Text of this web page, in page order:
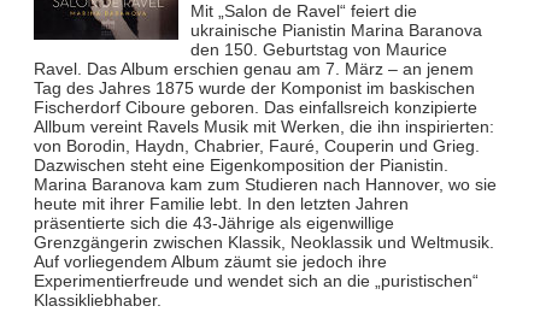
Mit „Salon de Ravel“ feiert die
ukrainische Pianistin Marina Baranova
den 150. Geburtstag von Maurice
Ravel. Das Album erschien genau am 7. März – an jenem
Tag des Jahres 1875 wurde der Komponist im baskischen
Fischerdorf Ciboure geboren. Das einfallsreich konzipierte
Allbum vereint Ravels Musik mit Werken, die ihn inspirierten:
von Borodin, Haydn, Chabrier, Fauré, Couperin und Grieg.
Dazwischen steht eine Eigenkomposition der Pianistin.
Marina Baranova kam zum Studieren nach Hannover, wo sie
heute mit ihrer Familie lebt. In den letzten Jahren
präsentierte sich die 43-Jährige als eigenwillige
Grenzgängerin zwischen Klassik, Neoklassik und Weltmusik.
Auf vorliegendem Album zäumt sie jedoch ihre
Experimentierfreude und wendet sich an die „puristischen“
Klassikliebhaber.